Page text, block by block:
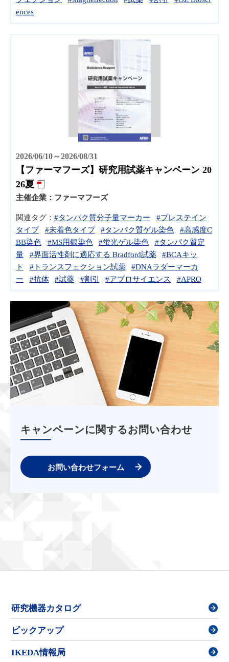
ences
2026/06/10～2026/08/31
【ファーマフーズ】研究用試薬キャンペーン 20
26夏
主催企業： ファーマフーズ
関連タグ： #タンパク質分子量マーカー
#プレステイン
タイプ
#未着色タイプ #タンパク質ゲル染色
#高感度C
BB染色
#MS用銀染色 #蛍光ゲル染色
#タンパク質定
量
#界面活性剤に適応する Bradford試薬
#BCAキッ
ト
#トランスフェクション試薬
#DNAラダーマーカ
ー
#抗体 #試薬 #割引 #アプロサイエンス #APRO
キャンペーンに関するお問い合わせ
お問い合わせフォーム
研究機器カタログ
ピックアップ
IKEDA情報局